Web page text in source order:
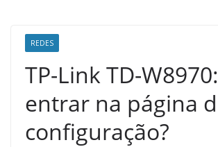
REDES
TP-Link TD-
entrar na página
configuração?